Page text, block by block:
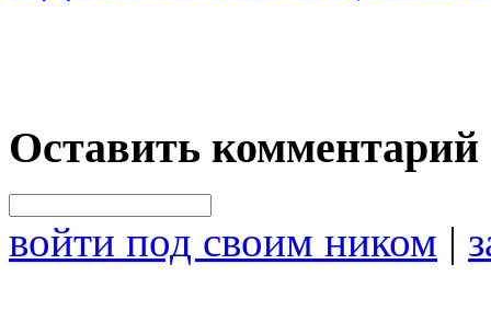
Оставить комментарий
войти под своим ником |